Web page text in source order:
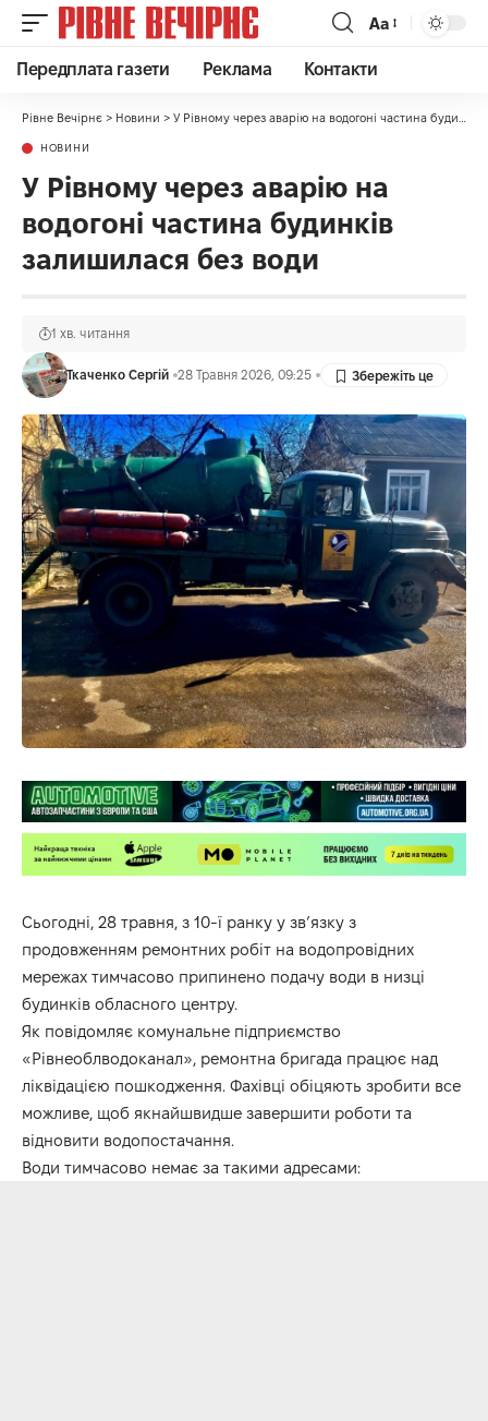
Аа
Передплата газети Реклама Контакти
Рівне Вечірнє > Новини > У Рівному через аварію на водогоні частина будинків залишилася без води
НОВИНИ
У Рівному через аварію на
водогоні частина будинків
залишилася без води
Ткаченко Сергій 28 Травня 2026, 09:25
1 хв. читання
Сьогодні, 28 травня, з 10-ї ранку у зв’язку з
продовженням ремонтних робіт на водопровідних
мережах тимчасово припинено подачу води в низці
будинків обласного центру.
Як повідомляє комунальне підприємство
«Рівнеоблводоканал», ремонтна бригада працює над
ліквідацією пошкодження. Фахівці обіцяють зробити все
можливе, щоб якнайшвидше завершити роботи та
відновити водопостачання.
Води тимчасово немає за такими адресами: